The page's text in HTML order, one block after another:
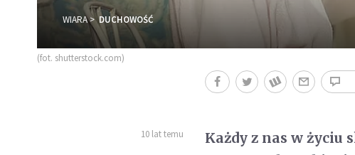
WIARA DUCHOWOŚĆ
(fot. shutterstock.com)
10 lat temu
Każdy z nas w życiu